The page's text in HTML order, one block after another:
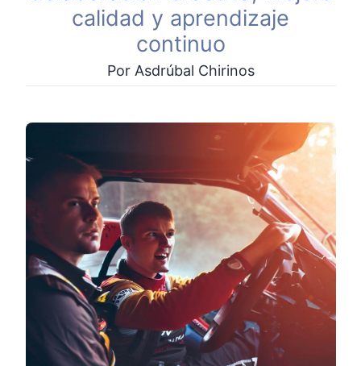
calidad y aprendizaje
continuo
Por Asdrúbal Chirinos